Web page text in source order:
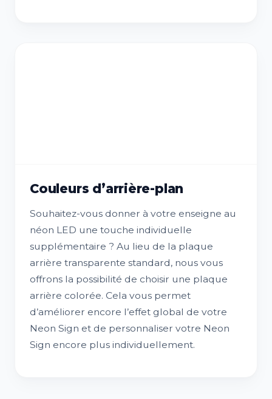
Couleurs d’arrière-plan
Souhaitez-vous donner à votre enseigne au
néon LED une touche individuelle
supplémentaire ? Au lieu de la plaque
arrière transparente standard, nous vous
offrons la possibilité de choisir une plaque
arrière colorée. Cela vous permet
d’améliorer encore l’effet global de votre
Neon Sign et de personnaliser votre Neon
Sign encore plus individuellement.